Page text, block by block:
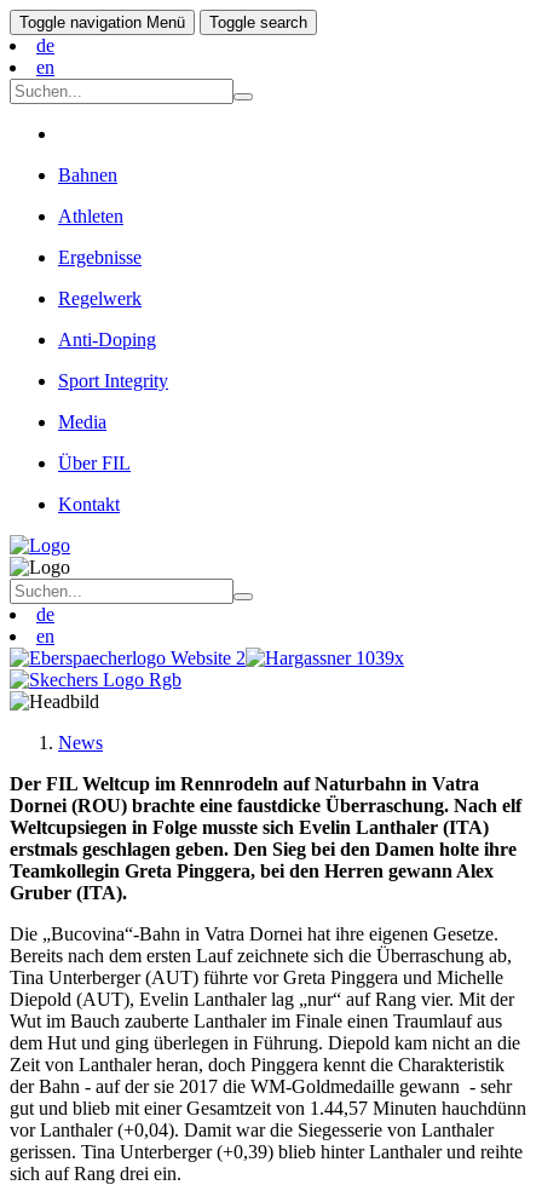
Toggle navigation Menü Toggle search
de
en
Bahnen
Athleten
Ergebnisse
Regelwerk
Anti-Doping
Sport Integrity
Media
Über FIL
Kontakt
de
en
News
Der FIL Weltcup im Rennrodeln auf Naturbahn in Vatra
Dornei (ROU) brachte eine faustdicke Überraschung. Nach elf
Weltcupsiegen in Folge musste sich Evelin Lanthaler (ITA)
erstmals geschlagen geben. Den Sieg bei den Damen holte ihre
Teamkollegin Greta Pinggera, bei den Herren gewann Alex
Gruber (ITA).
Die „Bucovina“-Bahn in Vatra Dornei hat ihre eigenen Gesetze.
Bereits nach dem ersten Lauf zeichnete sich die Überraschung ab,
Tina Unterberger (AUT) führte vor Greta Pinggera und Michelle
Diepold (AUT), Evelin Lanthaler lag „nur“ auf Rang vier. Mit der
Wut im Bauch zauberte Lanthaler im Finale einen Traumlauf aus
dem Hut und ging überlegen in Führung. Diepold kam nicht an die
Zeit von Lanthaler heran, doch Pinggera kennt die Charakteristik
der Bahn - auf der sie 2017 die WM-Goldmedaille gewann - sehr
gut und blieb mit einer Gesamtzeit von 1.44,57 Minuten hauchdünn
vor Lanthaler (+0,04). Damit war die Siegesserie von Lanthaler
gerissen. Tina Unterberger (+0,39) blieb hinter Lanthaler und reihte
sich auf Rang drei ein.